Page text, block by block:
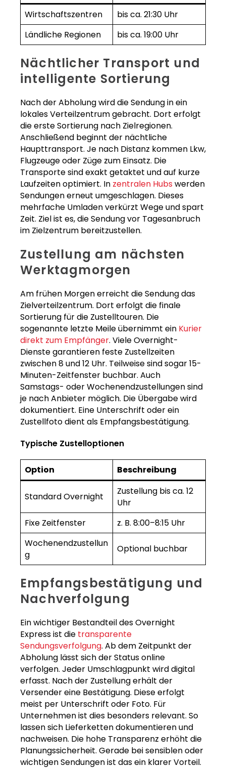
Wirtschaftszentren
bis ca. 21:30 Uhr
Ländliche Regionen
bis ca. 19:00 Uhr
Nächtlicher Transport und
intelligente Sortierung
Nach der Abholung wird die Sendung in ein
lokales Verteilzentrum gebracht. Dort erfolgt
die erste Sortierung nach Zielregionen.
Anschließend beginnt der nächtliche
Haupttransport. Je nach Distanz kommen Lkw,
Flugzeuge oder Züge zum Einsatz. Die
Transporte sind exakt getaktet und auf kurze
Laufzeiten optimiert. In zentralen Hubs werden
Sendungen erneut umgeschlagen. Dieses
mehrfache Umladen verkürzt Wege und spart
Zeit. Ziel ist es, die Sendung vor Tagesanbruch
im Zielzentrum bereitzustellen.
Zustellung am nächsten
Werktagmorgen
Am frühen Morgen erreicht die Sendung das
Zielverteilzentrum. Dort erfolgt die finale
Sortierung für die Zustelltouren. Die
sogenannte letzte Meile übernimmt ein Kurier
direkt zum Empfänger. Viele Overnight-
Dienste garantieren feste Zustellzeiten
zwischen 8 und 12 Uhr. Teilweise sind sogar 15-
Minuten-Zeitfenster buchbar. Auch
Samstags- oder Wochenendzustellungen sind
je nach Anbieter möglich. Die Übergabe wird
dokumentiert. Eine Unterschrift oder ein
Zustellfoto dient als Empfangsbestätigung.
Typische Zustelloptionen
Option Beschreibung
Standard Overnight
Zustellung bis ca. 12
Uhr
Fixe Zeitfenster
z. B. 8:00–8:15 Uhr
Wochenendzustellun
g
Optional buchbar
Empfangsbestätigung und
Nachverfolgung
Ein wichtiger Bestandteil des Overnight
Express ist die transparente
Sendungsverfolgung. Ab dem Zeitpunkt der
Abholung lässt sich der Status online
verfolgen. Jeder Umschlagpunkt wird digital
erfasst. Nach der Zustellung erhält der
Versender eine Bestätigung. Diese erfolgt
meist per Unterschrift oder Foto. Für
Unternehmen ist dies besonders relevant. So
lassen sich Lieferketten dokumentieren und
nachweisen. Die hohe Transparenz erhöht die
Planungssicherheit. Gerade bei sensiblen oder
wichtigen Sendungen ist das ein klarer Vorteil.